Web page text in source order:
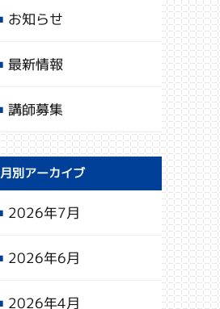
お知らせ
最新情報
講師募集
月別アーカイブ
2026年7月
2026年6月
2026年4月